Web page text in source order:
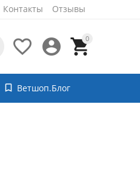
Контакты Отзывы
0



bookmark_border Ветшоп.Блог